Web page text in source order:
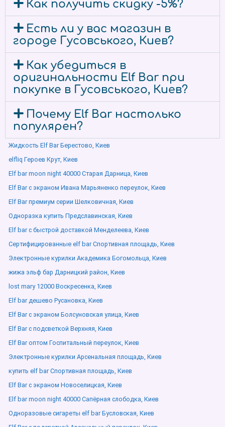
Как получить скидку -5%?
Есть ли у вас магазин в
городе Гусовського, Киев?
Как убедиться в
оригинальности Elf Bar при
покупке в Гусовського, Киев?
Почему Elf Bar настолько
популярен?
Жидкость Elf Bar Берестово, Киев
elfliq Героев Крут, Киев
Elf bar moon night 40000 Старая Дарница, Киев
Elf Bar с экраном Ивана Марьяненко переулок, Киев
Elf Bar премиум серии Шелковичная, Киев
Одноразка купить Предславинская, Киев
Elf bar с быстрой доставкой Менделеева, Киев
Сертифицированные elf bar Спортивная площадь, Киев
Электронные курилки Академика Богомольца, Киев
жижа эльф бар Дарницкий район, Киев
lost mary 12000 Воскресенка, Киев
Elf bar дешево Русановка, Киев
Elf Bar с экраном Болсуновская улица, Киев
Elf Bar с подсветкой Верхняя, Киев
Elf Bar оптом Госпитальный переулок, Киев
Электронные курилки Арсенальная площадь, Киев
купить elf bar Спортивная площадь, Киев
Elf Bar с экраном Новоселицкая, Киев
Elf bar moon night 40000 Сапёрная слободка, Киев
Одноразовые сигареты elf bar Бусловская, Киев